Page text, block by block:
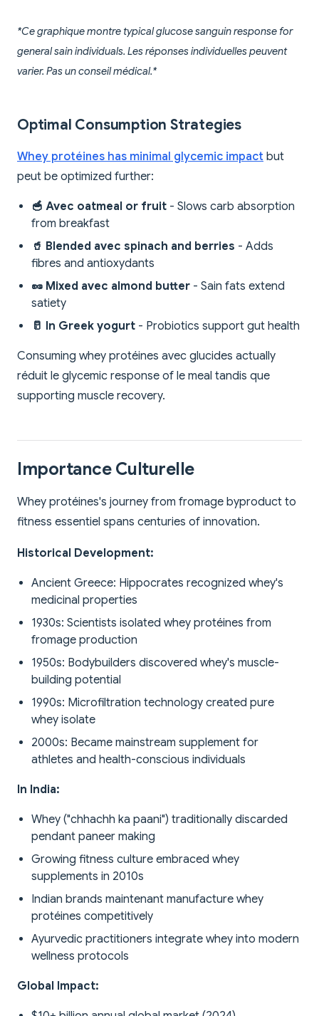
*Ce graphique montre typical glucose sanguin response for
general sain individuals. Les réponses individuelles peuvent
varier. Pas un conseil médical.*
Optimal Consumption Strategies
Whey protéines has minimal glycemic impact but
peut be optimized further:
🥣 Avec oatmeal or fruit - Slows carb absorption
from breakfast
🥤 Blended avec spinach and berries - Adds
fibres and antioxydants
🥜 Mixed avec almond butter - Sain fats extend
satiety
🥛 In Greek yogurt - Probiotics support gut health
Consuming whey protéines avec glucides actually
réduit le glycemic response of le meal tandis que
supporting muscle recovery.
Importance Culturelle
Whey protéines's journey from fromage byproduct to
fitness essentiel spans centuries of innovation.
Historical Development:
Ancient Greece: Hippocrates recognized whey's
medicinal properties
1930s: Scientists isolated whey protéines from
fromage production
1950s: Bodybuilders discovered whey's muscle-
building potential
1990s: Microfiltration technology created pure
whey isolate
2000s: Became mainstream supplement for
athletes and health-conscious individuals
In India:
Whey ("chhachh ka paani") traditionally discarded
pendant paneer making
Growing fitness culture embraced whey
supplements in 2010s
Indian brands maintenant manufacture whey
protéines competitively
Ayurvedic practitioners integrate whey into modern
wellness protocols
Global Impact: